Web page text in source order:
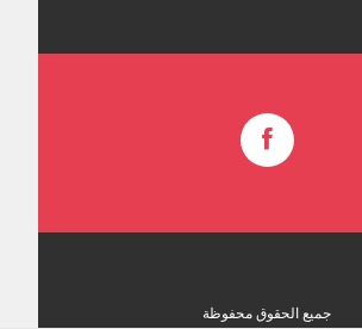
جميع الحقوق محفوظة